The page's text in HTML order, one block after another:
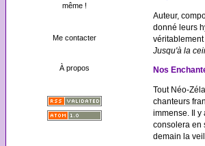
même !
Me contacter
À propos
Auteur,
donné leurs
Jusqu'à la
Nos
Tout Néo-
chanteurs
immense. Il y
consolera en
demain la